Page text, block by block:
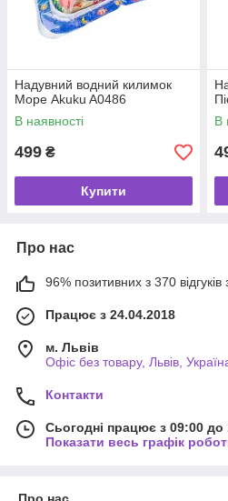
Надувний водний килимок
Море Akuku A0486
В наявності
499 ₴
Купити
В
Про нас
96% позитивних з 370 відгуків
Працює з 24.04.2018
м. Львів
Офіс без товару, Львів,
Контакти
Сьогодні працює з 09:00 до
Показати весь графік